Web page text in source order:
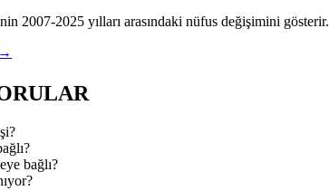
2007-2025 yılları arasındaki nüfus değişimini gösterir.
bağlı?